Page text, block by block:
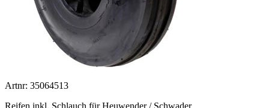
Artnr: 35064513
Reifen inkl. Schlauch für Heuwender / Schwader